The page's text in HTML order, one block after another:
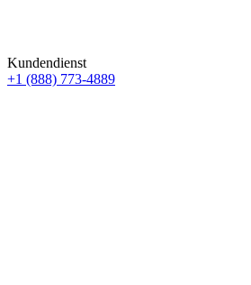
Kundendienst
+1 (888) 773-4889